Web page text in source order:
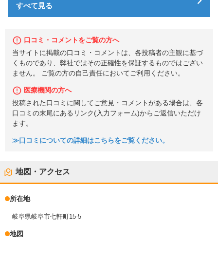
すべて見る
口コミ・コメントをご覧の方へ
当サイトに掲載の口コミ・コメントは、各投稿者の主観に基づ
くものであり、弊社ではその正確性を保証するものではござい
ません。 ご覧の方の自己責任においてご利用ください。
医療機関の方へ
投稿された口コミに関してご意見・コメントがある場合は、各
口コミの末尾にあるリンク(入力フォーム)からご返信いただけ
ます。
≫口コミについての詳細はこちらをご覧ください。
地図・アクセス
所在地
岐阜県岐阜市七軒町15-5
地図